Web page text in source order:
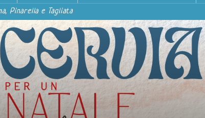
Pinarella e Tagliata